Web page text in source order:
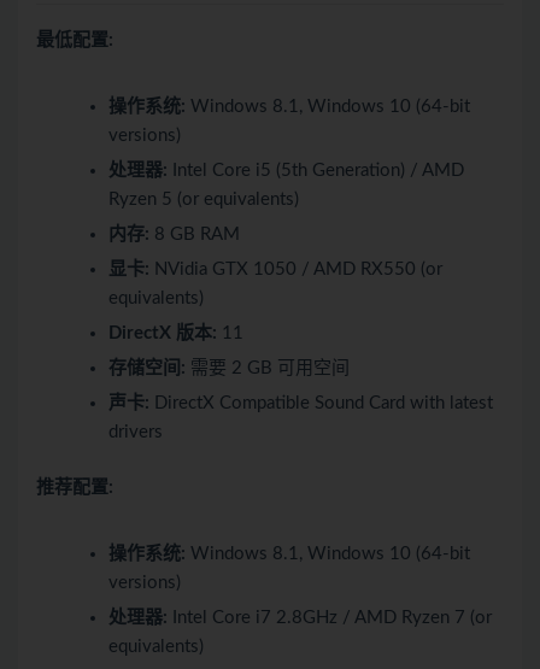
最低配置:
操作系统: Windows 8.1, Windows 10 (64-bit
versions)
处理器: Intel Core i5 (5th Generation) / AMD
Ryzen 5 (or equivalents)
内存: 8 GB RAM
显卡: NVidia GTX 1050 / AMD RX550 (or
equivalents)
DirectX 版本: 11
存储空间: 需要 2 GB 可用空间
声卡: DirectX Compatible Sound Card with latest
drivers
推荐配置:
操作系统: Windows 8.1, Windows 10 (64-bit
versions)
处理器: Intel Core i7 2.8GHz / AMD Ryzen 7 (or
equivalents)